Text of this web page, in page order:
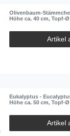
Olivenbaum-
Höhe ca. 40 cm, Topf-Ø
Artikel
Eukalyptus -
Höhe ca. 50 cm, Topf-Ø
Artikel